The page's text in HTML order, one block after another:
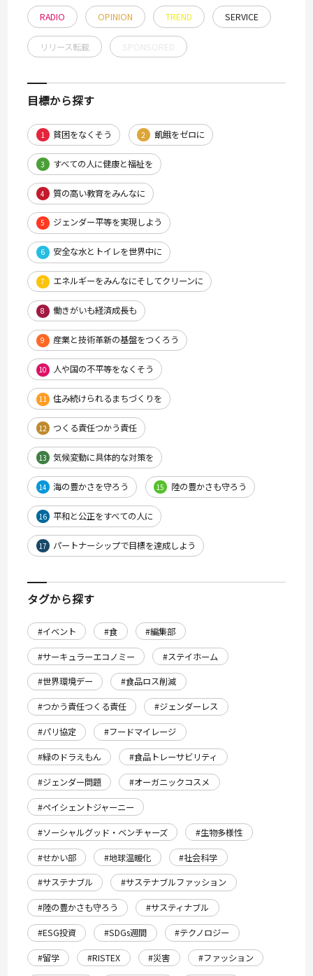
RADIO OPINION TREND SERVICE
リリース転載
目標から探す
1 貧困をなくそう 2 飢餓をゼロに
3 すべての人に健康と福祉を
4 質の高い教育をみんなに
5 ジェンダー平等を実現しよう
6 安全な水とトイレを世界中に
7 エネルギーをみんなにそしてクリーンに
8 働きがいも経済成長も
9 産業と技術革新の基盤をつくろう
10 人や国の不平等をなくそう
11 住み続けられるまちづくりを
12 つくる責任つかう責任
13 気候変動に具体的な対策を
14 海の豊かさを守ろう 15 陸の豊かさも守ろう
16 平和と公正をすべての人に
17 パートナーシップで目標を達成しよう
タグから探す
#イベント #食
#編集部
#サーキュラーエコノミー
#ステイホーム
#世界環境デー
#食品ロス削減
#つかう責任つくる責任
#ジェンダーレス
#パリ協定
#フードマイレージ
#緑のドラえもん
#食品トレーサビリティ
#ジェンダー問題
#オーガニックコスメ
#ペイシェントジャーニー
#ソーシャルグッド・ベンチャーズ
#生物多様性
#せかい部
#地球温暖化
#社会科学
#サステナブル
#サステナブルファッション
#陸の豊かさも守ろう
#サスティナブル
#ESG投資
#SDGs週間
#テクノロジー
#留学
#RISTEX #災害 #ファッション